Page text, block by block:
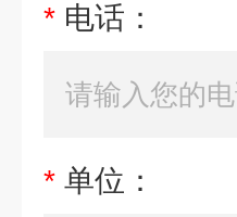
* 电话：
* 单位：